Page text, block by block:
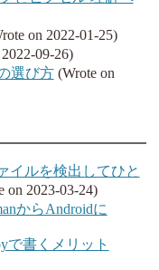
on 2022-01-25)
09-26)
選び方(Wrote on
イルを検出してひと
on 2023-03-24)
からAndroidに
で書くメリット